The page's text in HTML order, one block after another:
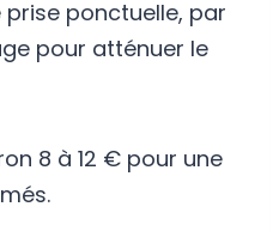
ponctuelle, par
pour atténuer le
8 à 12 € pour une